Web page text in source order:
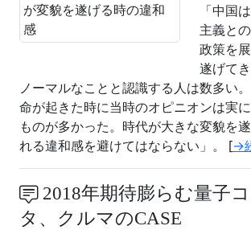
「中国
主義と
政策を
遂げて
ノーマルなことと認識する人は数多い
命が起きた時に当時のオピニオンは実
ものが多かった。時代が大きな変貌を
れる違和感を避けてはならない」。 [→
2018年期待膨らむ量子
タ、クルマのCASE